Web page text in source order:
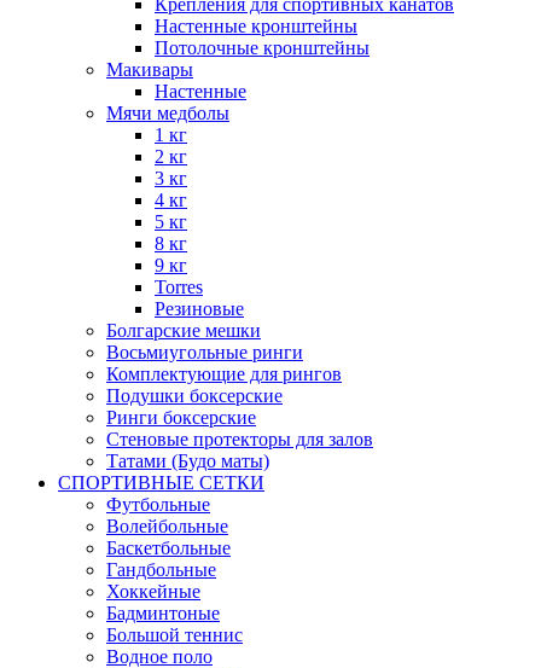
Крепления для спортивных канатов
Настенные кронштейны
Потолочные кронштейны
Макивары
Настенные
Мячи медболы
1 кг
2 кг
3 кг
4 кг
5 кг
8 кг
9 кг
Torres
Резиновые
Болгарские мешки
Восьмиугольные ринги
Комплектующие для рингов
Подушки боксерские
Ринги боксерские
Стеновые протекторы для залов
Татами (Будо маты)
СПОРТИВНЫЕ СЕТКИ
Футбольные
Волейбольные
Баскетбольные
Гандбольные
Хоккейные
Бадминтоные
Большой теннис
Водное поло